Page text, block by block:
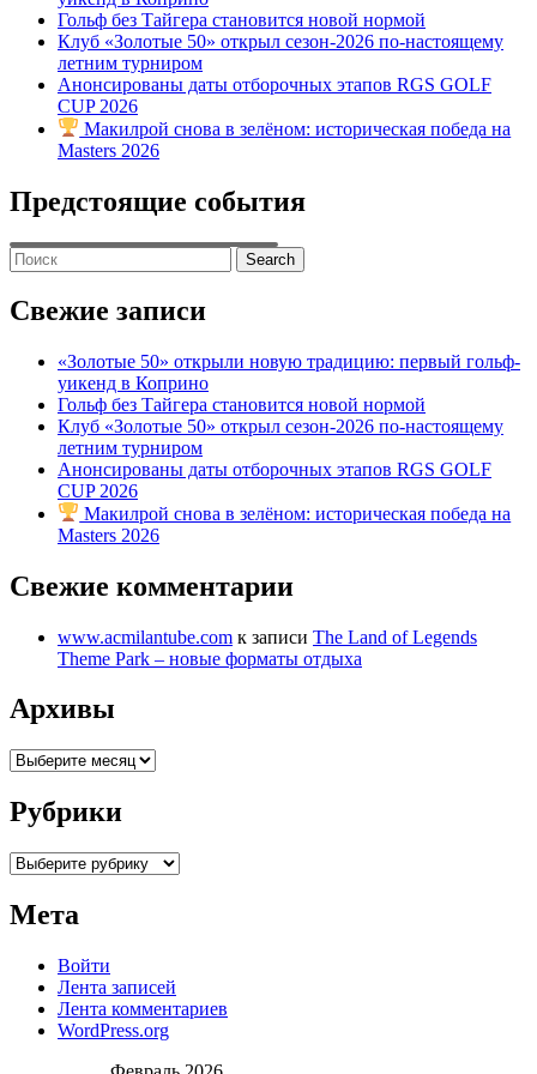
Гольф без Тайгера становится новой нормой
Клуб «Золотые 50» открыл сезон-2026 по-настоящему
летним турниром
Анонсированы даты отборочных этапов RGS GOLF
CUP 2026
Макилрой снова в зелёном: историческая победа на
Masters 2026
Предстоящие события
Search
for:
Свежие записи
«Золотые 50» открыли новую традицию: первый гольф-
уикенд в Коприно
Гольф без Тайгера становится новой нормой
Клуб «Золотые 50» открыл сезон-2026 по-настоящему
летним турниром
Анонсированы даты отборочных этапов RGS GOLF
CUP 2026
Макилрой снова в зелёном: историческая победа на
Masters 2026
Свежие комментарии
www.acmilantube.com к записи The Land of Legends
Theme Park – новые форматы отдыха
Архивы
Архивы
Рубрики
Рубрики
Мета
Войти
Лента записей
Лента комментариев
WordPress.org